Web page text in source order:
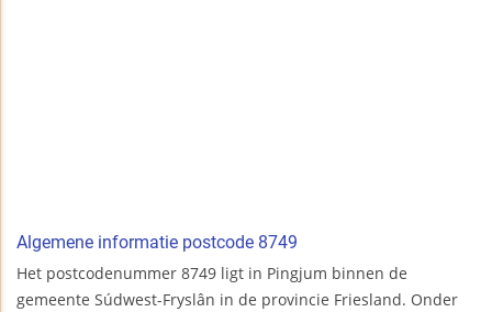
Algemene informatie postcode 8749
Het postcodenummer 8749 ligt in Pingjum binnen de
gemeente Súdwest-Fryslân in de provincie Friesland. Onder